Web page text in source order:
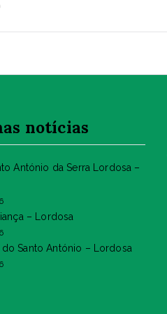
notícias
António da Serra Lordosa –
– Lordosa
do Santo António – Lordosa